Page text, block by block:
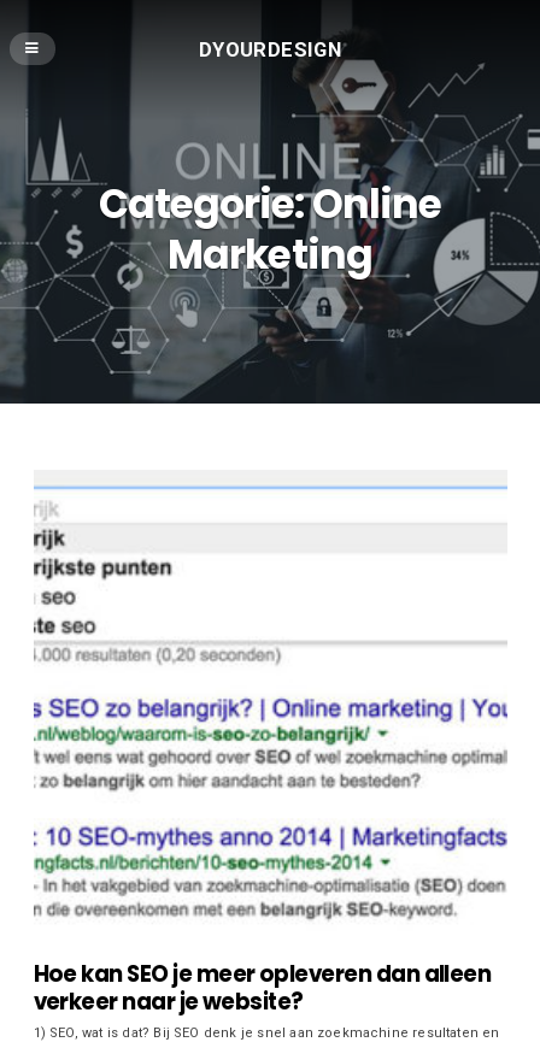
DYOURDESIGN
Categorie:Online
Marketing
Hoe kan SEO je meer opleveren dan alleen
verkeer naar je website?
1) SEO, wat is dat? Bij SEO denk je snel aan zoekmachine resultaten en